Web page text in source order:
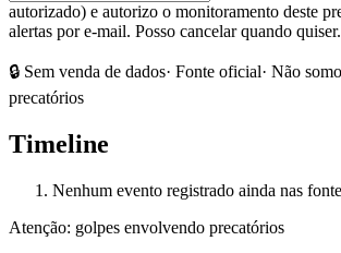
autorizado) e autorizo o monitoramento deste
alertas por e-mail. Posso cancelar quando quiser.
🔒 Sem venda de dados· Fonte oficial· Não
precatórios
Timeline
Nenhum evento registrado ainda nas
Atenção: golpes envolvendo precatórios